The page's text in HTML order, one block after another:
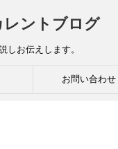
レントブログ
しお伝えします。
お問い合わせ